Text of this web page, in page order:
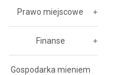
Prawo miejscowe
Finanse
Gospodarka mieniem